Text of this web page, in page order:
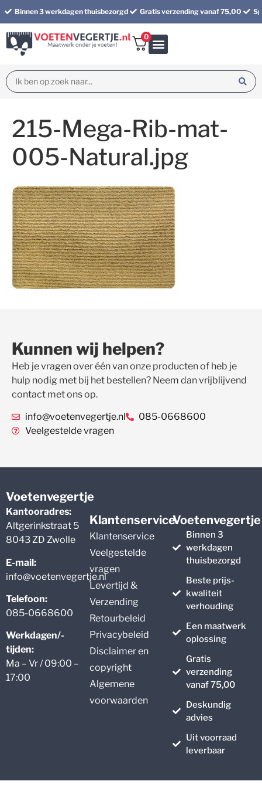
Binnen 3 werkdagen thuisbezorgd Gratis verzending vanaf 75,00
0
215-Mega-Rib-mat-
005-Natural.jpg
Kunnen wij helpen?
Heb je vragen over één van onze producten of heb je
hulp nodig met bij het bestellen? Neem dan vrijblijvend
contact met ons op.
info@voetenvegertje.nl
085-0668600
Veelgestelde vragen
Voetenvegertje
Kantooradres:
Altgerinkstraat 5
8043 ZD Zwolle
E-mail:
info@voetenvegertje.nl
Telefoon:
085-0668600
Werkdagen/-
tijden:
Ma – Vr / 09:00 –
17:00
Klantenservice
Klantenservice
Veelgestelde
vragen
Levertijd &
Verzending
Retourbeleid
Privacybeleid
Disclaimer en
copyright
Algemene
voorwaarden
Voetenvegertje
Binnen 3
werkdagen
thuisbezorgd
Beste prijs-
kwaliteit
verhouding
Een maatwerk
oplossing
Gratis
verzending
vanaf 75,00
Deskundig
advies
Uit voorraad
leverbaar